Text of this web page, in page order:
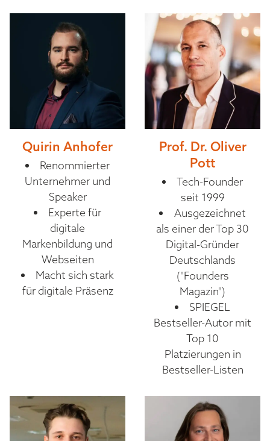
Quirin Anhofer
Renommierter
Unternehmer und
Speaker
Experte für
digitale
Markenbildung und
Webseiten
Macht sich stark
für digitale Präsenz
Prof. Dr. Oliver
Pott
Tech-Founder
seit 1999
Ausgezeichnet
als einer der Top 30
Digital-Gründer
Deutschlands
("Founders
Magazin")
SPIEGEL
Bestseller-Autor mit
Top 10
Platzierungen in
Bestseller-Listen